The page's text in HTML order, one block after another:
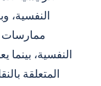
النفسية،
ممارسات
النفسية، بينما
المتعلقة